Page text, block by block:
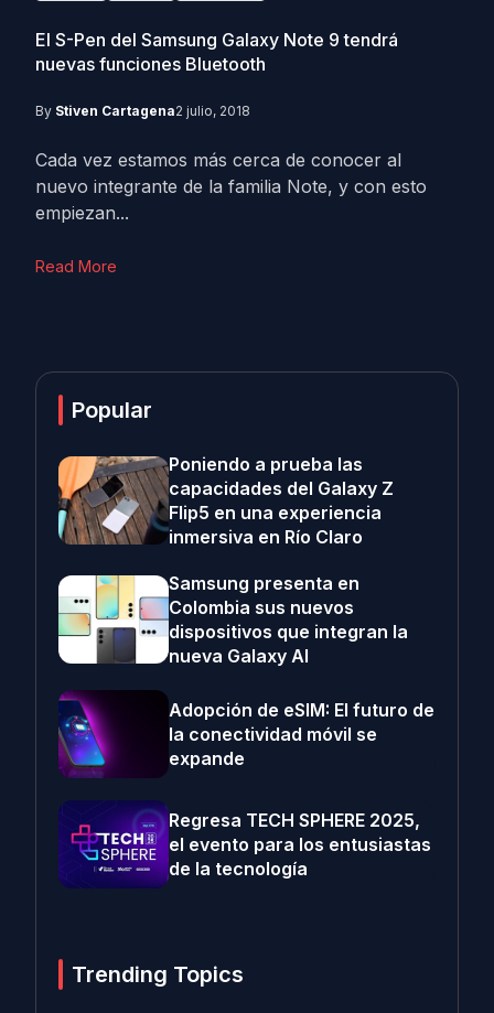
El S-Pen del Samsung Galaxy Note 9 tendrá
nuevas funciones Bluetooth
By Stiven Cartagena2 julio, 2018
Cada vez estamos más cerca de conocer al
nuevo integrante de la familia Note, y con esto
empiezan...
Read More
Popular
Poniendo a prueba las
capacidades del Galaxy Z
Flip5 en una experiencia
inmersiva en Río Claro
Samsung presenta en
Colombia sus nuevos
dispositivos que integran la
nueva Galaxy AI
Adopción de eSIM: El futuro de
la conectividad móvil se
expande
Regresa TECH SPHERE 2025,
el evento para los entusiastas
de la tecnología
Trending Topics